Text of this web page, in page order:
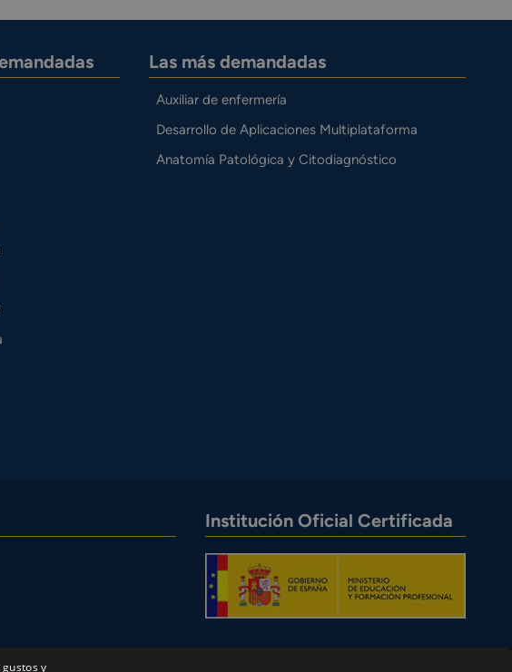
Las más demandadas
Auxiliar de enfermería
Desarrollo de Aplicaciones Multiplataforma
Anatomía Patológica y Citodiagnóstico
Institución Oficial Certificada
y